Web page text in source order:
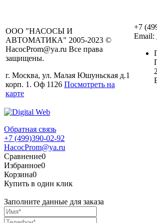
ООО "НАСОСЫ И
АВТОМАТИКА" 2005-2023 ©
HacocProm@ya.ru Все права
защищены.
г. Москва, ул. Малая Юшуньская д.1
корп. 1. Оф 1126 Посмотреть на
карте
+7
Email:
Обратная связь
+7 (499)390-02-92
HacocProm@ya.ru
Сравнение0
Избранное0
Корзина0
Купить в один клик
Заполните данные для заказа